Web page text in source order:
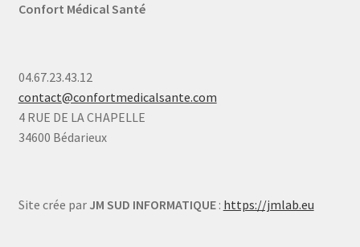
Confort Médical Santé
04.67.23.43.12
contact@confortmedicalsante.com
4 RUE DE LA CHAPELLE
34600 Bédarieux
Site crée par JM SUD INFORMATIQUE: https://jmlab.eu